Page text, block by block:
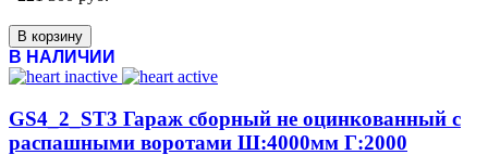
В корзину
В НАЛИЧИИ
GS4_2_ST3 Гараж сборный не оцинкованный с
распашными воротами Ш:4000мм Г:2000